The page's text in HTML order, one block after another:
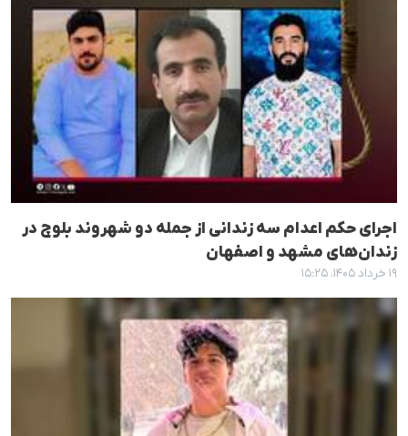
اجرای حکم اعدام سه زندانی از جمله دو شهروند بلوچ در
زندان‌های مشهد و اصفهان
۱۹ خرداد ۱۴۰۵، ۱۵:۲۵